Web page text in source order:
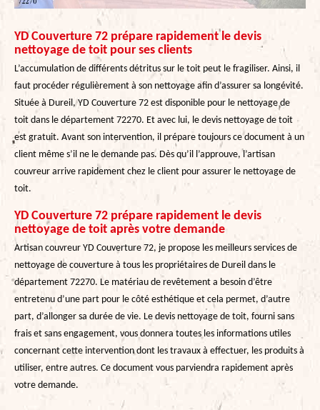
YD Couverture 72 prépare rapidement le devis
nettoyage de toit pour ses clients
L’accumulation de différents détritus sur le toit peut le fragiliser. Ainsi, il
faut procéder régulièrement à son nettoyage afin d’assurer sa longévité.
Située à Dureil, YD Couverture 72 est disponible pour le nettoyage de
toit dans le département 72270. Et avec lui, le devis nettoyage de toit
est gratuit. Avant son intervention, il prépare toujours ce document à un
client même s’il ne le demande pas. Dès qu’il l’approuve, l’artisan
couvreur arrive rapidement chez le client pour assurer le nettoyage de
toit.
YD Couverture 72 prépare rapidement le devis
nettoyage de toit après votre demande
Artisan couvreur YD Couverture 72, je propose les meilleurs services de
nettoyage de couverture à tous les propriétaires de Dureil dans le
département 72270. Le matériau de revêtement a besoin d’être
entretenu d’une part pour le côté esthétique et cela permet, d’autre
part, d’allonger sa durée de vie. Le devis nettoyage de toit, fourni sans
frais et sans engagement, vous donnera toutes les informations utiles
concernant cette intervention dont les travaux à effectuer, les produits à
utiliser, entre autres. Ce document vous parviendra rapidement après
votre demande.